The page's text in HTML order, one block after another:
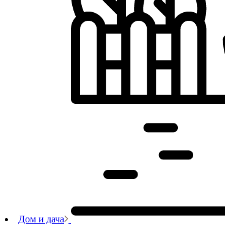
Дом и дача